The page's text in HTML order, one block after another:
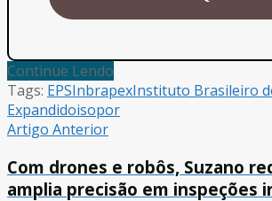
Continue Lendo
Tags: EPSInbrapexInstituto Brasileiro
Expandidoisopor
Artigo Anterior
Com drones e robôs, Suzano
amplia precisão em inspeções